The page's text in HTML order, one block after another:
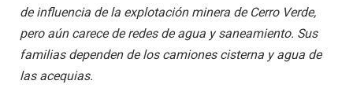
de influencia de la explotación minera de Cerro Verde,
pero aún carece de redes de agua y saneamiento. Sus
familias dependen de los camiones cisterna y agua de
las acequias.